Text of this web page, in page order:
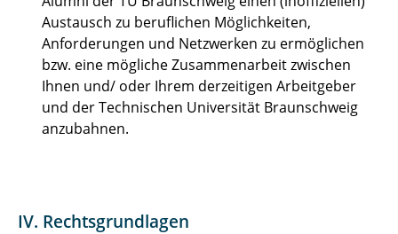
Austausch zu beruflichen Möglichkeiten,
Anforderungen und Netzwerken zu ermöglichen
bzw. eine mögliche Zusammenarbeit zwischen
Ihnen und/ oder Ihrem derzeitigen Arbeitgeber
und der Technischen Universität Braunschweig
anzubahnen.
IV. Rechtsgrundlagen